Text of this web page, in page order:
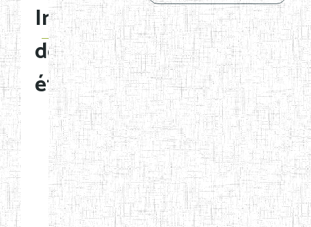
Immatriculation
des
établissements
Etablissements
d'enseignement
normal